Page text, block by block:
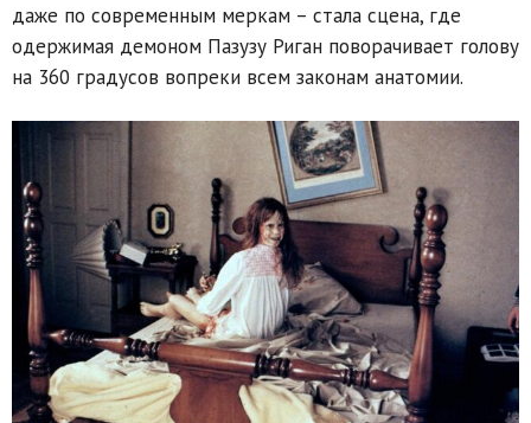
даже по современным меркам – стала сцена, где
одержимая демоном Пазузу Риган поворачивает голову
на 360 градусов вопреки всем законам анатомии.